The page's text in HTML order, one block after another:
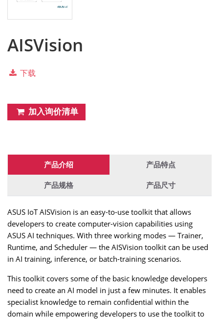
AISVision
下载
加入询价清单
产品介绍 产品特点
产品规格 产品尺寸
ASUS IoT AISVision is an easy-to-use toolkit that allows
developers to create computer-vision capabilities using
ASUS AI techniques. With three working modes — Trainer,
Runtime, and Scheduler — the AISVision toolkit can be used
in AI training, inference, or batch-training scenarios.
This toolkit covers some of the basic knowledge developers
need to create an AI model in just a few minutes. It enables
specialist knowledge to remain confidential within the
domain while empowering developers to use the toolkit to